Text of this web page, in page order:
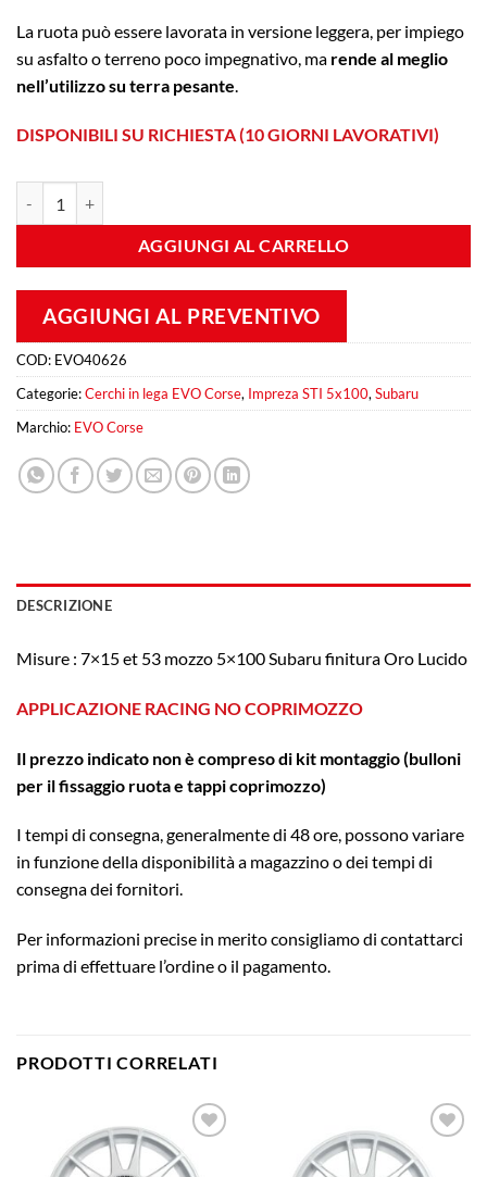
La ruota può essere lavorata in versione leggera, per impiego
su asfalto o terreno poco impegnativo, ma rende al meglio
nell’utilizzo su terra pesante
DISPONIBILI SU RICHIESTA (10 GIORNI LAVORATIVI)
AGGIUNGI AL CARRELLO
AGGIUNGI AL PREVENTIVO
COD: EVO40626
Categorie:Cerchi in lega EVO Corse, Impreza STI 5x100, Subaru
Marchio: EVO Corse
DESCRIZIONE
Misure : 7×15 et 53 mozzo 5×100 Subaru finitura Oro Lucido
APPLICAZIONE RACING NO COPRIMOZZO
Il prezzo indicato non è compreso di kit montaggio (bulloni
per il fissaggio ruota e tappi coprimozzo)
I tempi di consegna, generalmente di 48 ore, possono variare
in funzione della disponibilità a magazzino o dei tempi di
consegna dei fornitori.
Per informazioni precise in merito consigliamo di contattarci
prima di effettuare l’ordine o il pagamento.
PRODOTTI CORRELATI
Aggiungi
alla lista
Aggiungi
alla lista